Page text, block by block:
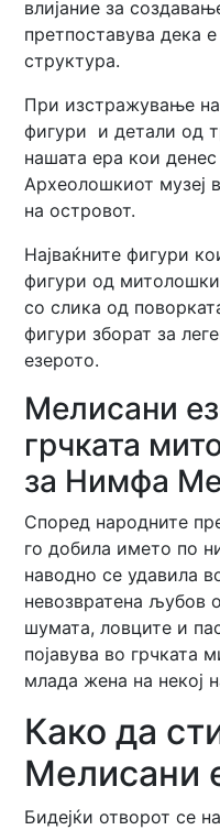
влијание за
претпоставува дека
структура.
При изстражување
фигури и детали од
нашата ера кои
Археолошкиот музеј
на островот.
Најваќните фигури
фигури од
со слика од
фигури зборат за
езерото.
Мелисани
грчката
за Нимфа
Според народните
го добила името по
наводно се удавила
невозвратена љубов
шумата, ловците и
појавува во грчката
млада жена на некој
Како да
Мелисани
Бидејќи отворот се